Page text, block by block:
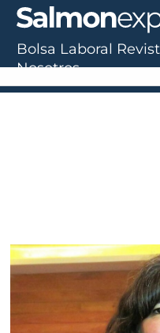
Bolsa Laboral
Nosotros